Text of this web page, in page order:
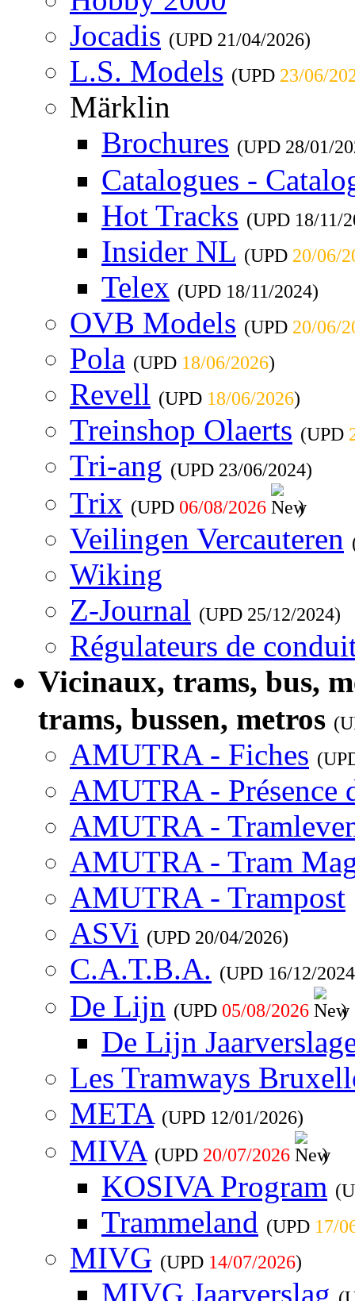
Jocadis (UPD 21/04/2026)
L.S. Models (UPD 23/06/
Märklin
Brochures (UPD 28/01/
Catalogues -
Hot Tracks (UPD 18/11/
Insider NL (UPD 20/06/
Telex (UPD 18/11/2024)
OVB Models (UPD 20/06/
Pola (UPD 18/06/2026)
Revell (UPD 18/06/2026)
Treinshop Olaerts (UPD
Tri-ang (UPD 23/06/2024)
Trix (UPD 06/08/2026 )
Veilingen Vercauteren
Wiking
Z-Journal (UPD 25/12/2024)
Régulateurs de
Vicinaux, trams, bus,
trams, bussen, metros
AMUTRA - Fiches
AMUTRA - Présence
AMUTRA -
AMUTRA - Tram
AMUTRA - Trampost
ASVi (UPD 20/04/2026)
C.A.T.B.A. (UPD 16/12/2024
De Lijn (UPD 05/08/2026 )
De Lijn
Les Tramways
META (UPD 12/01/2026)
MIVA (UPD 20/07/2026 )
KOSIVA Program
Trammeland (UPD 17/
MIVG (UPD 14/07/2026)
MIVG Jaarverslag